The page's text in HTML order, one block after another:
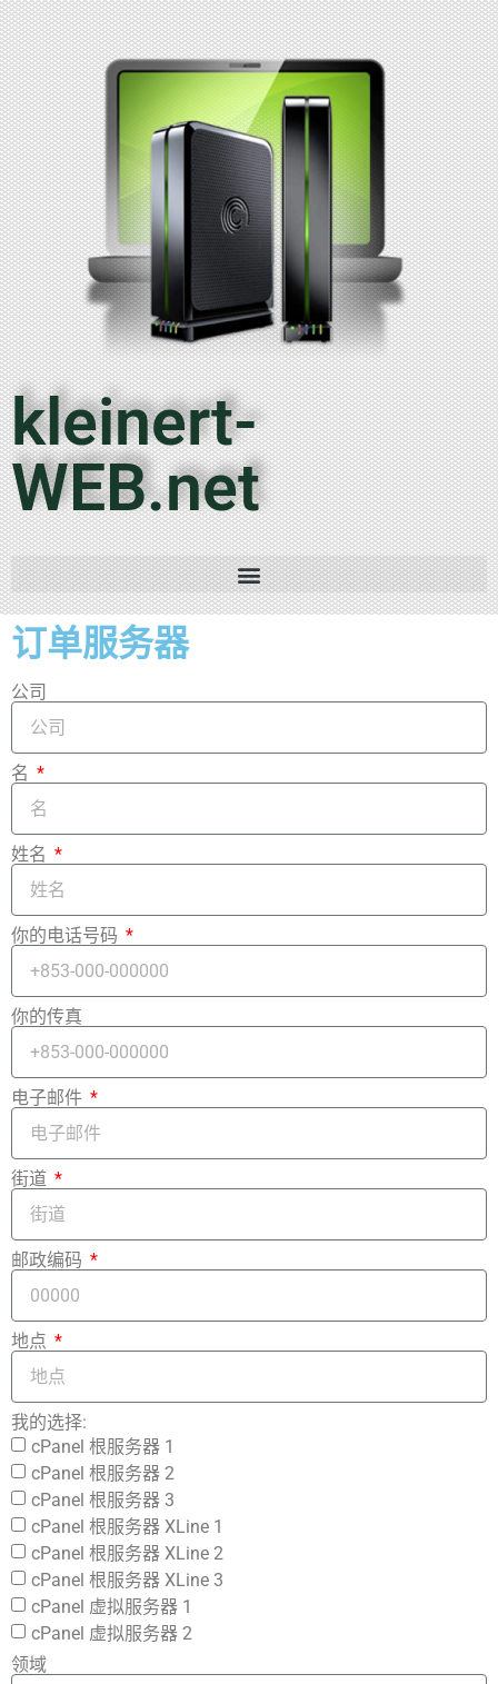
kleinert-
WEB.net
订单服务器
公司
名
姓名
你的电话号码
你的传真
电子邮件
街道
邮政编码
地点
我的选择:
cPanel 根服务器 1
cPanel 根服务器 2
cPanel 根服务器 3
cPanel 根服务器 XLine 1
cPanel 根服务器 XLine 2
cPanel 根服务器 XLine 3
cPanel 虚拟服务器 1
cPanel 虚拟服务器 2
领域